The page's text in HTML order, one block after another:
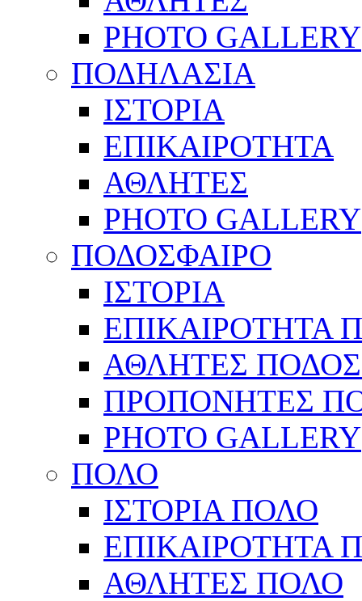
PHOTO GALLERY
ΠΟΔΗΛΑΣΙΑ
ΙΣΤΟΡΙΑ
ΕΠΙΚΑΙΡΟΤΗΤΑ
ΑΘΛΗΤΕΣ
PHOTO GALLERY
ΠΟΔΟΣΦΑΙΡΟ
ΙΣΤΟΡΙΑ
ΕΠΙΚΑΙΡΟΤΗΤΑ
ΑΘΛΗΤΕΣ
ΠΡΟΠΟΝΗΤΕΣ
PHOTO GALLERY
ΠΟΛΟ
ΙΣΤΟΡΙΑ ΠΟΛΟ
ΕΠΙΚΑΙΡΟΤΗΤΑ
ΑΘΛΗΤΕΣ ΠΟΛΟ